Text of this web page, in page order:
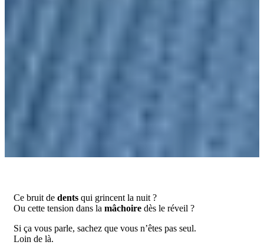
Ce bruit de dents qui grincent la nuit ?
Ou cette tension dans la mâchoire dès le réveil ?
Si ça vous parle, sachez que vous n’êtes pas seul.
Loin de là.